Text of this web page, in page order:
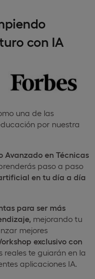
con IA
una de las
por nuestra
Avanzado en Técnicas
paso a paso
en tu día a día
para ser más
mejorando tu
mejores
exclusivo con
reales te guiarán en la
aplicaciones IA.